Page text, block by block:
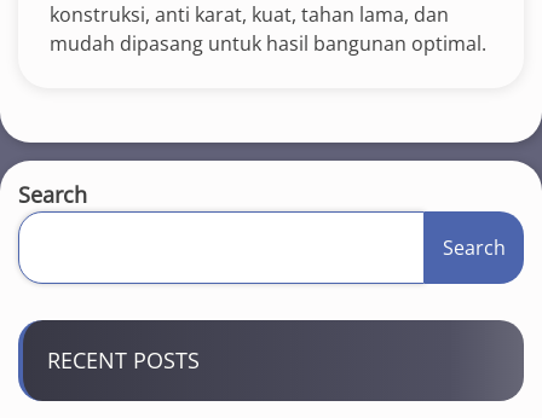
konstruksi, anti karat, kuat, tahan lama, dan
mudah dipasang untuk hasil bangunan optimal.
Search
Search
RECENT POSTS